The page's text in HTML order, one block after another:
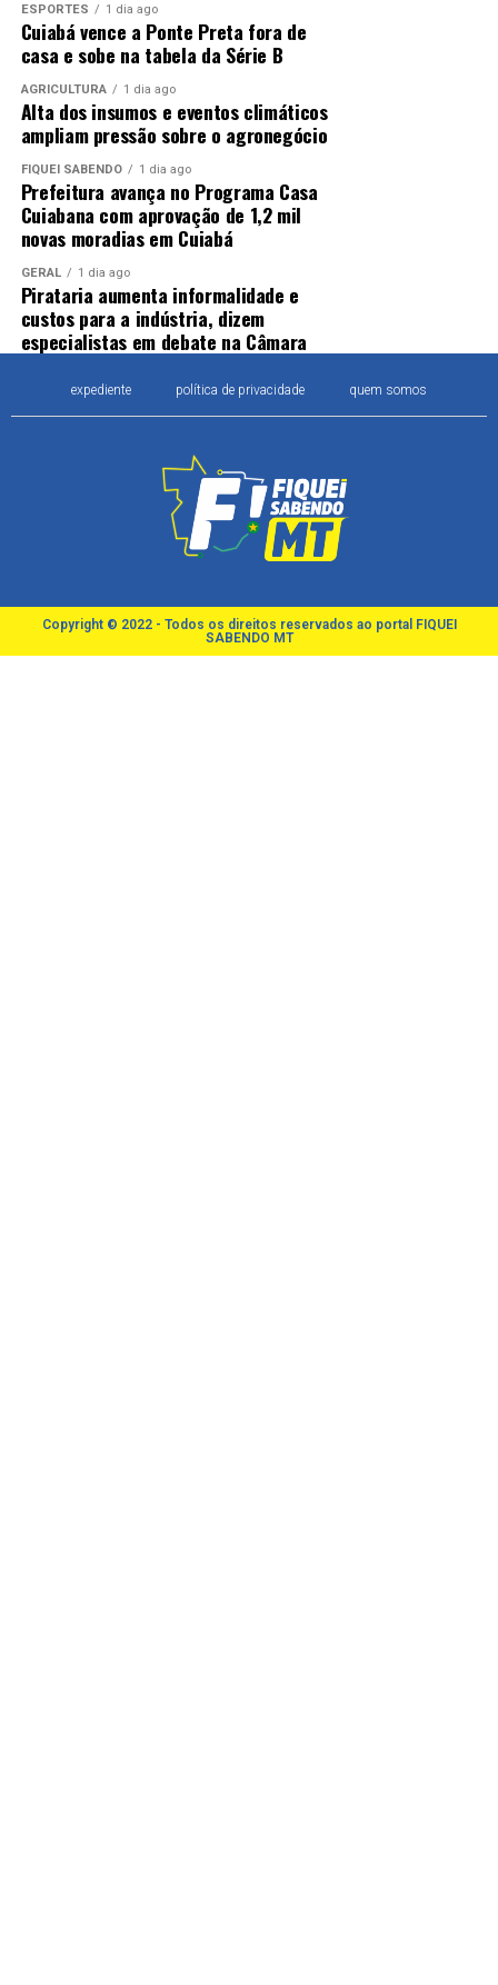
ESPORTES 1 dia ago
Cuiabá vence a Ponte Preta fora de
casa e sobe na tabela da Série B
AGRICULTURA 1 dia ago
Alta dos insumos e eventos climáticos
ampliam pressão sobre o agronegócio
FIQUEI SABENDO 1 dia ago
Prefeitura avança no Programa Casa
Cuiabana com aprovação de 1,2 mil
novas moradias em Cuiabá
GERAL 1 dia ago
Pirataria aumenta informalidade e
custos para a indústria, dizem
especialistas em debate na Câmara
expediente política de privacidade quem somos
Copyright © 2022 - Todos os direitos reservados ao portal FIQUEI
SABENDO MT